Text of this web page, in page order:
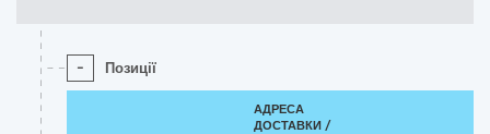
- Позиції
АДРЕСА
ДОСТАВКИ /